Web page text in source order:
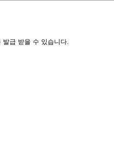
발급 받을 수 있습니다.